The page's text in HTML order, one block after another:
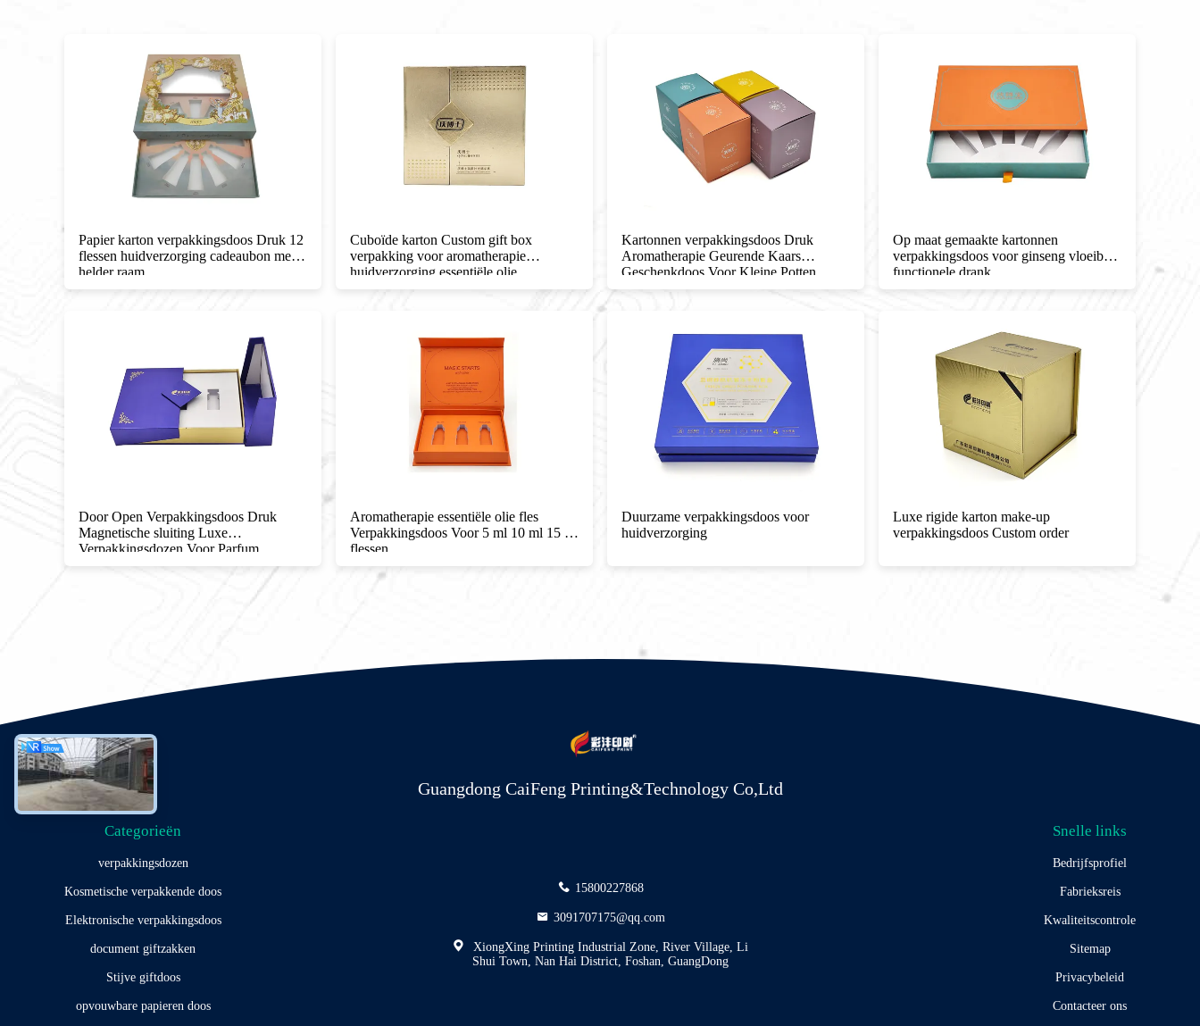
Papier karton verpakkingsdoos Druk 12
flessen huidverzorging cadeaubon met
helder raam
Cuboïde karton Custom gift box
verpakking voor aromatherapie
huidverzorging essentiële olie
Kartonnen verpakkingsdoos Druk
Aromatherapie Geurende Kaars
Geschenkdoos Voor Kleine Potten
Op maat gemaakte kartonnen
verpakkingsdoos voor ginseng vloeibare
functionele drank
Door Open Verpakkingsdoos Druk
Magnetische sluiting Luxe
Verpakkingsdozen Voor Parfum
Aromatherapie essentiële olie fles
Verpakkingsdoos Voor 5 ml 10 ml 15 ml
flessen
Duurzame verpakkingsdoos voor
huidverzorging
Luxe rigide karton make-up
verpakkingsdoos Custom order
Guangdong CaiFeng Printing&Technology Co,Ltd
Categorieën
verpakkingsdozen
Kosmetische verpakkende doos
Elektronische verpakkingsdoos
document giftzakken
Stijve giftdoos
opvouwbare papieren doos
15800227868
3091707175@qq.com
XiongXing Printing Industrial Zone, River Village, Li
Shui Town, Nan Hai District, Foshan, GuangDong
Snelle links
Bedrijfsprofiel
Fabrieksreis
Kwaliteitscontrole
Sitemap
Privacybeleid
Contacteer ons